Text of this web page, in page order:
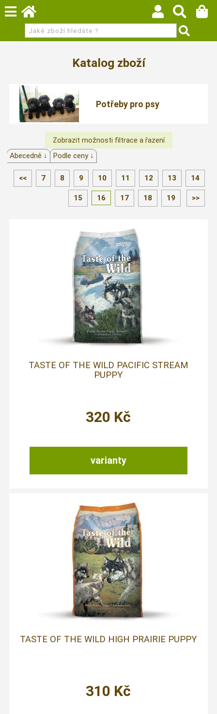
Katalog zboží
Potřeby pro psy
Abecedně ↓ Podle ceny ↓
<< 7 8 9 10 11 12 13 14
15 16 17 18 19 >>
TASTE OF THE WILD PACIFIC STREAM
PUPPY
varianty
320 Kč
TASTE OF THE WILD HIGH PRAIRIE PUPPY
310 Kč